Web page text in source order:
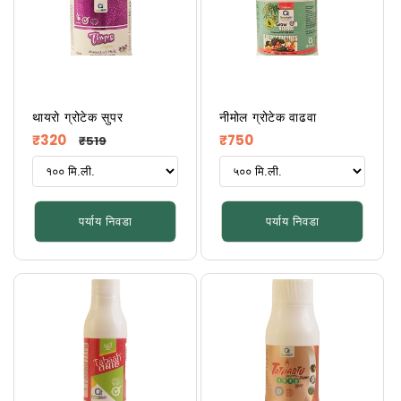
थायरो ग्रोटेक सुपर
नियमित
किंमत
₹320 ₹519
किंमत
पर्याय निवडा
नीमोल ग्रोटेक वाढवा
नियमित
किंमत
₹750
पर्याय निवडा